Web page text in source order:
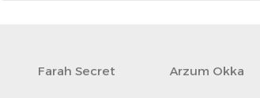
Arzum Okka
Farah Secret